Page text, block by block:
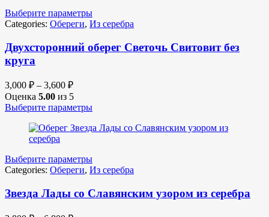
Выберите параметры
Categories: Обереги, Из серебра
Двухсторонний оберег Светочь Свитовит без
круга
3,000 ₽ – 3,600 ₽
Оценка 5.00 из 5
Выберите параметры
Выберите параметры
Categories: Обереги, Из серебра
Звезда Лады со Славянским узором из серебра